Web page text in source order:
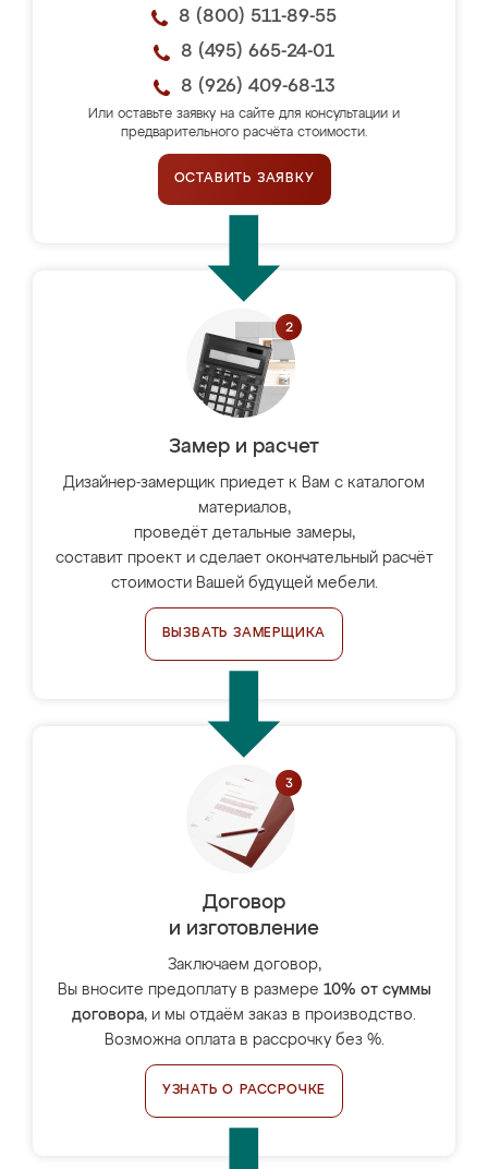
8 (800) 511-89-55
8 (495) 665-24-01
8 (926) 409-68-13
Или оставьте заявку на сайте для консультации и
предварительного расчёта стоимости.
ОСТАВИТЬ ЗАЯВКУ
Замер и расчет
Дизайнер-замерщик приедет к Вам с каталогом
материалов,
проведёт детальные замеры,
составит проект и сделает окончательный расчёт
стоимости Вашей будущей мебели.
ВЫЗВАТЬ ЗАМЕРЩИКА
Договор
и изготовление
Заключаем договор,
Вы вносите предоплату в размере 10% от суммы
договора, и мы отдаём заказ в производство.
Возможна оплата в рассрочку без %.
УЗНАТЬ О РАССРОЧКЕ